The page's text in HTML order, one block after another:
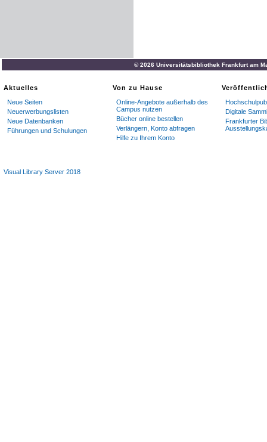
© 2026 Universitätsbibliothek Frankfurt am
Aktuelles
Neue Seiten
Neuerwerbungslisten
Neue Datenbanken
Führungen und Schulungen
Von zu Hause
Online-Angebote außerhalb des
Campus nutzen
Bücher online bestellen
Verlängern, Konto abfragen
Hilfe zu Ihrem Konto
Digitale
Frankfurter
Visual Library Server 2018